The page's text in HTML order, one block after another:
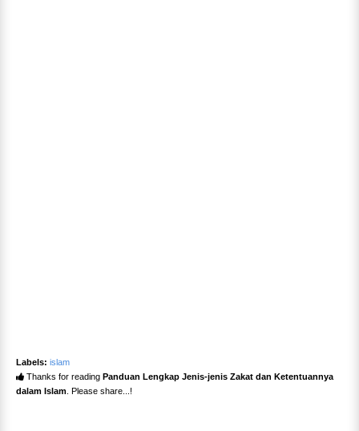
Labels: islam
Thanks for reading Panduan Lengkap Jenis-jenis Zakat dan Ketentuannya
dalam Islam . Please share...!